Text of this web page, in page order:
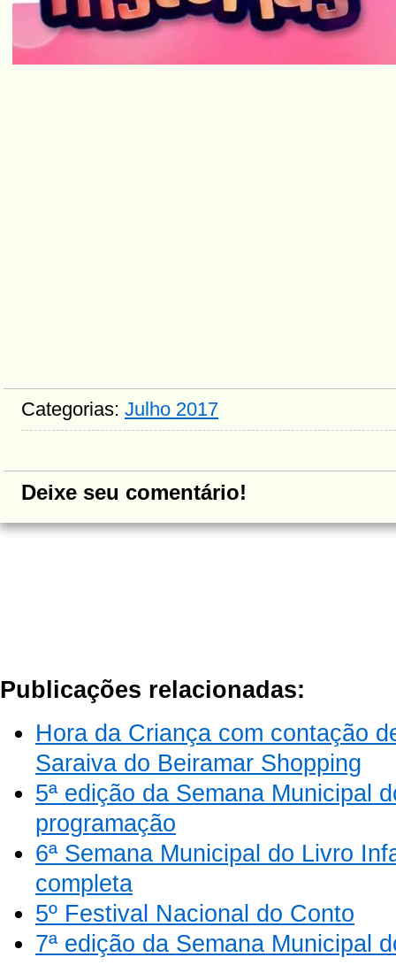
Categorias: Julho 2017
Deixe seu comentário!
Publicações relacionadas:
Hora da Criança com contação
Saraiva do Beiramar Shopping
5ª edição da Semana Municipal
programação
6ª Semana Municipal do Livro
completa
5º Festival Nacional do Conto
7ª edição da Semana Municipal